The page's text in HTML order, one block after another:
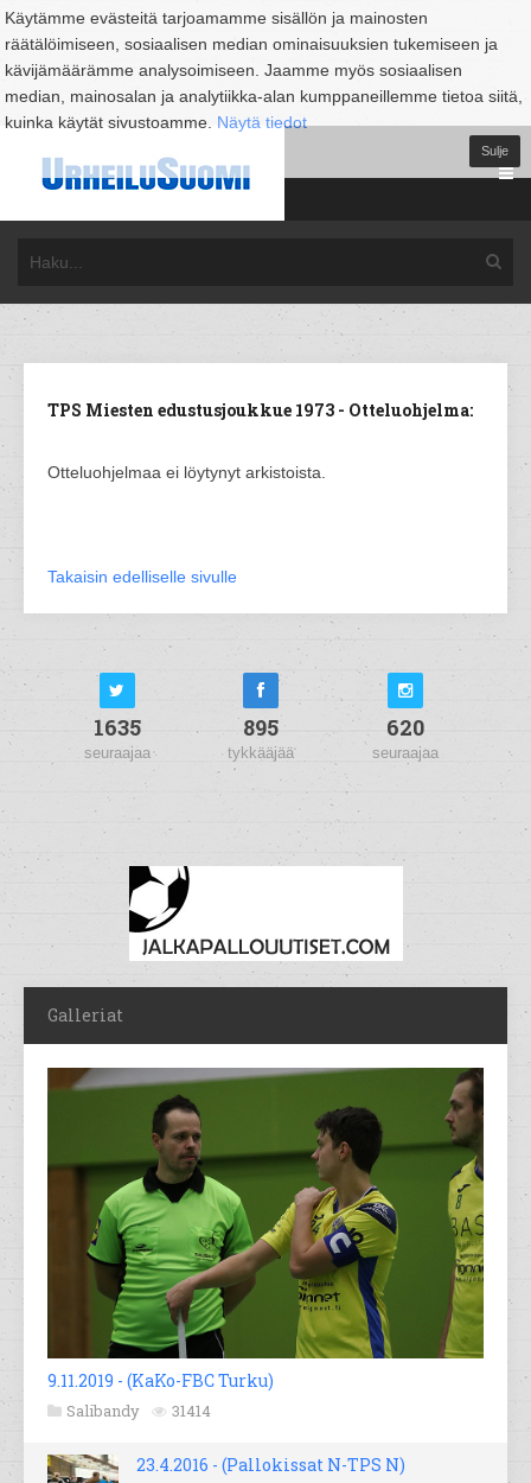
Käytämme evästeitä tarjoamamme sisällön ja mainosten
räätälöimiseen, sosiaalisen median ominaisuuksien tukemiseen ja
kävijämäärämme analysoimiseen. Jaamme myös sosiaalisen
median, mainosalan ja analytiikka-alan kumppaneillemme tietoa siitä,
kuinka käytät sivustoamme. Näytä tiedot
Sulje
TPS Miesten edustusjoukkue 1973 - Otteluohjelma:
Otteluohjelmaa ei löytynyt arkistoista.
Takaisin edelliselle sivulle
1635
seuraajaa
895
tykkääjää
620
seuraajaa
Galleriat
9.11.2019 - (KaKo-FBC Turku)
Salibandy 31414
23.4.2016 - (Pallokissat N-TPS N)